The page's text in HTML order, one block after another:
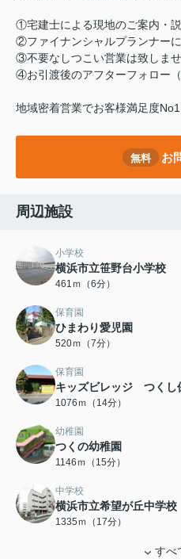
①宅建士による現地のご案内・
②ファイナンシャルプランナー
③不要なしつこい営業は致しま
④お引渡後のアフターフォロー
地域密着営業でお客様満足度
無料 お
周辺施設
小学校
横浜市立笹野台小学校
461ｍ（6分）
保育園
ひまわり愛児園
520ｍ（7分）
保育園
キッズビレッジ つくし
1076ｍ（14分）
幼稚園
つくの幼稚園
1146ｍ（15分）
中学校
横浜市立希望が丘中学校
1335ｍ（17分）
すべ